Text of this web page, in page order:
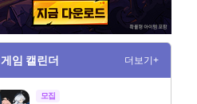
게임 캘린더 더보기+
모집